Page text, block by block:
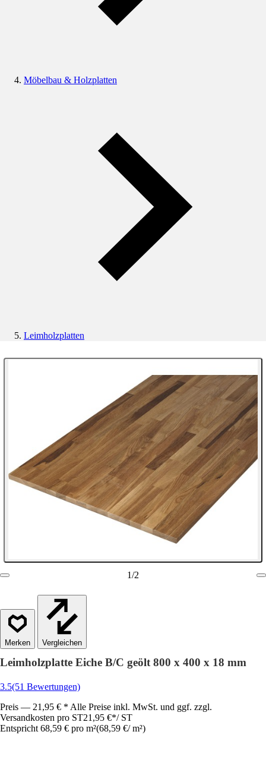
Möbelbau & Holzplatten
Leimholzplatten
1/2
Vergleichen
Leimholzplatte Eiche B/C geölt 800 x 400 x 18 mm
3.5(51 Bewertungen)
Preis — 21,95 € * Alle Preise inkl. MwSt. und ggf. zzgl.
Versandkosten pro ST21,95 €*/ ST
Entspricht 68,59 € pro m²(68,59 €/ m²)